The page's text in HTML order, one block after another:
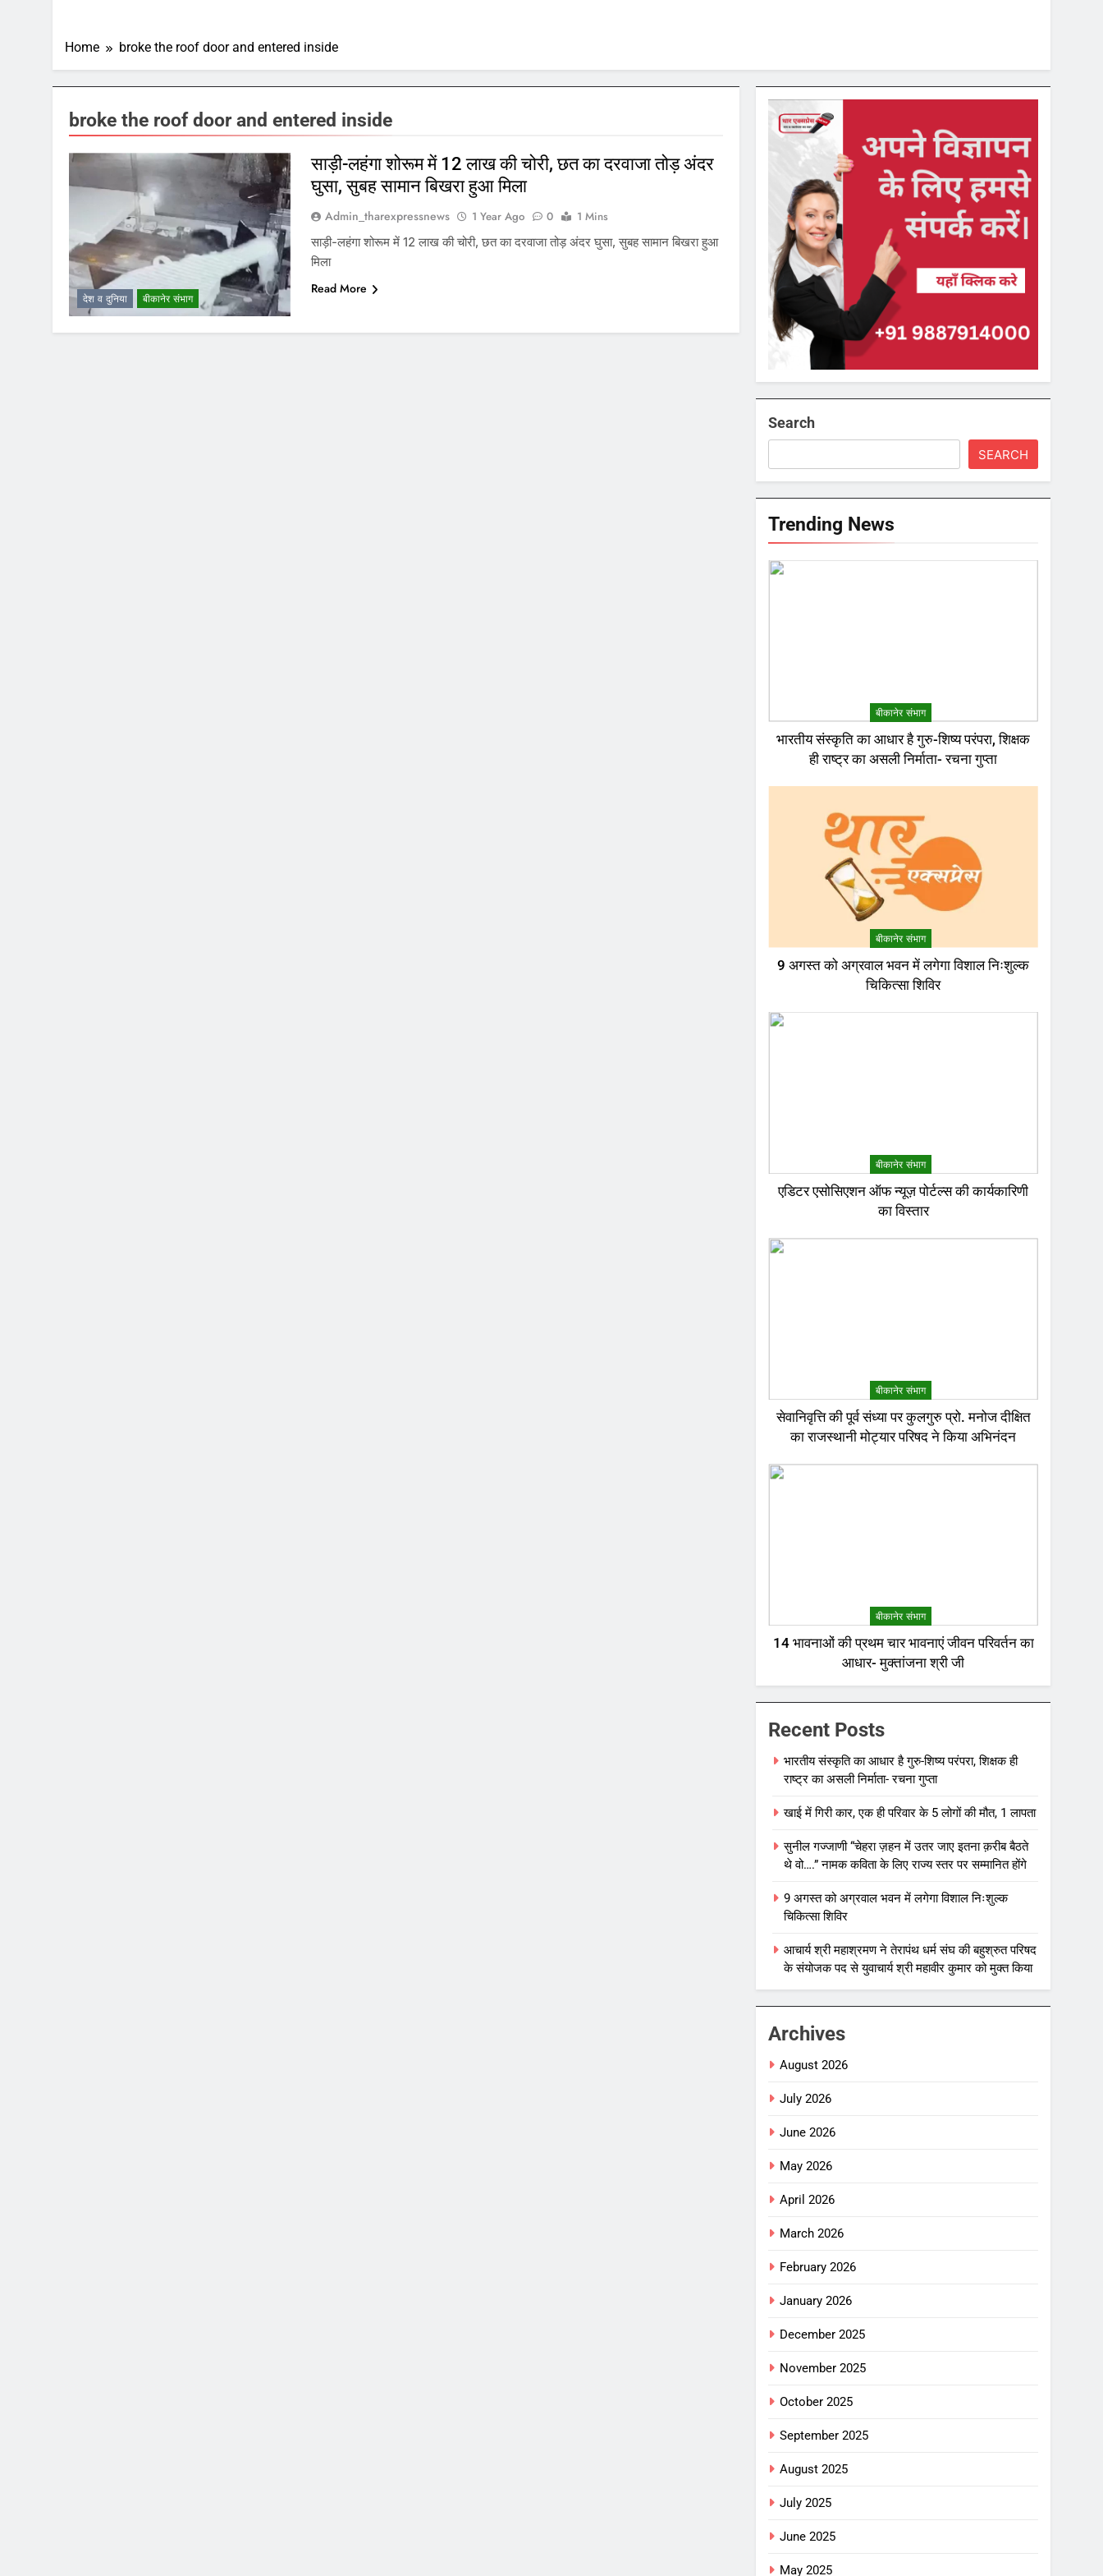
Home broke the roof door and entered inside
broke the roof door and entered inside
देश व दुनिया बीकानेर संभाग
साड़ी-लहंगा शोरूम में 12 लाख की चोरी, छत का दरवाजा तोड़ अंदर
घुसा, सुबह सामान बिखरा हुआ मिला
Admin_tharexpressnews 1 Year Ago 0
1 Mins
साड़ी-लहंगा शोरूम में 12 लाख की चोरी, छत का दरवाजा तोड़ अंदर घुसा, सुबह सामान बिखरा हुआ
मिला
Read More
Search
SEARCH
Trending News
बीकानेर संभाग
भारतीय संस्कृति का आधार है गुरु-शिष्य परंपरा, शिक्षक
ही राष्ट्र का असली निर्माता- रचना गुप्ता
बीकानेर संभाग
9 अगस्त को अग्रवाल भवन में लगेगा विशाल निःशुल्क
चिकित्सा शिविर
बीकानेर संभाग
एडिटर एसोसिएशन ऑफ न्यूज़ पोर्टल्स की कार्यकारिणी
का विस्तार
बीकानेर संभाग
सेवानिवृत्ति की पूर्व संध्या पर कुलगुरु प्रो. मनोज दीक्षित
का राजस्थानी मोट्यार परिषद ने किया अभिनंदन
बीकानेर संभाग
14 भावनाओं की प्रथम चार भावनाएं जीवन परिवर्तन का
आधार- मुक्तांजना श्री जी
Recent Posts
भारतीय संस्कृति का आधार है गुरु-शिष्य परंपरा, शिक्षक ही
राष्ट्र का असली निर्माता- रचना गुप्ता
खाई में गिरी कार, एक ही परिवार के 5 लोगों की मौत, 1 लापता
सुनील गज्जाणी “चेहरा ज़हन में उतर जाए इतना क़रीब बैठते
थे वो….” नामक कविता के लिए राज्य स्तर पर सम्मानित होंगे
9 अगस्त को अग्रवाल भवन में लगेगा विशाल निःशुल्क
चिकित्सा शिविर
आचार्य श्री महाश्रमण ने तेरापंथ धर्म संघ की बहुश्रुत परिषद
के संयोजक पद से युवाचार्य श्री महावीर कुमार को मुक्त किया
Archives
August 2026
July 2026
June 2026
May 2026
April 2026
March 2026
February 2026
January 2026
December 2025
November 2025
October 2025
September 2025
August 2025
July 2025
June 2025
May 2025